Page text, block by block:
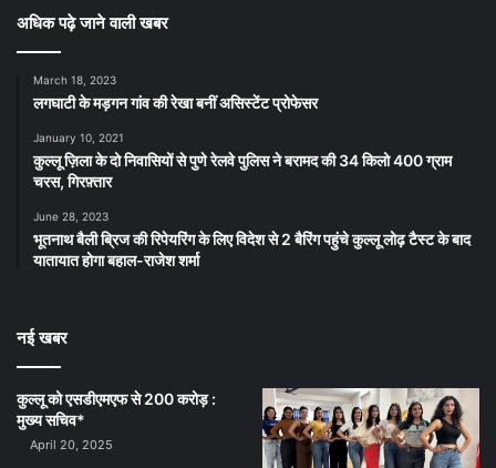
अधिक पढ़े जाने वाली खबर
March 18, 2023
लगघाटी के मड़गन गांव की रेखा बनीं असिस्टेंट प्रोफेसर
January 10, 2021
कुल्लू ज़िला के दो निवासियों से पुणे रेलवे पुलिस ने बरामद की 34 किलो 400 ग्राम
चरस, गिरफ़्तार
June 28, 2023
भूतनाथ बैली ब्रिज की रिपेयरिंग के लिए विदेश से 2 बैरिंग पहुंचे कुल्लू लोढ़ टैस्ट के बाद
यातायात होगा बहाल-राजेश शर्मा
नई खबर
कुल्लू को एसडीएमएफ से 200 करोड़ :
मुख्य सचिव*
April 20, 2025